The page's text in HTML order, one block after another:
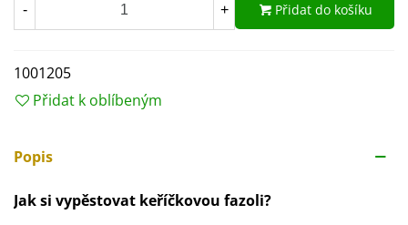
- + Přidat do košíku
1001205
Přidat k oblíbeným
Popis
Jak si vypěstovat keříčkovou fazoli?